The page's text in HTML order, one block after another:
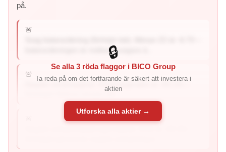
på.
🚨
balansräkningen är mätbart svagare ä...
🚨
Negativ vinstmarginal: Vinstmarginalen är -66.1% –
🔒
Se alla 3 röda flaggor i BICO Group
Ta reda på om det fortfarande är säkert att investera i
aktien
Utforska alla aktier →